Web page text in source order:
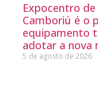
Expocentro
Camboriú é o
equipamento
adotar a nova
5 de agosto de 2026